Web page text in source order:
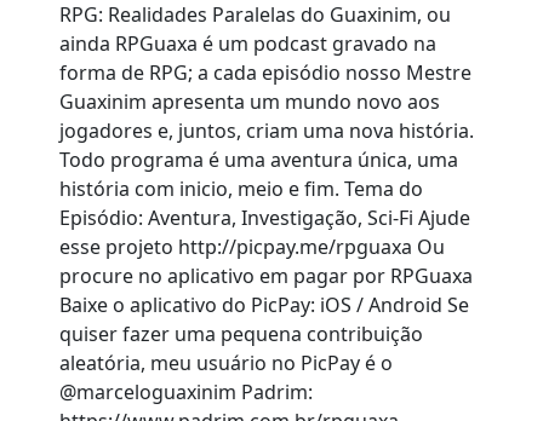
RPG: Realidades Paralelas do Guaxinim, ou
ainda RPGuaxa é um podcast gravado na
forma de RPG; a cada episódio nosso Mestre
Guaxinim apresenta um mundo novo aos
jogadores e, juntos, criam uma nova história.
Todo programa é uma aventura única, uma
história com inicio, meio e fim. Tema do
Episódio: Aventura, Investigação, Sci-Fi Ajude
esse projeto http://picpay.me/rpguaxa Ou
procure no aplicativo em pagar por RPGuaxa
Baixe o aplicativo do PicPay: iOS / Android Se
quiser fazer uma pequena contribuição
aleatória, meu usuário no PicPay é o
@marceloguaxinim Padrim: